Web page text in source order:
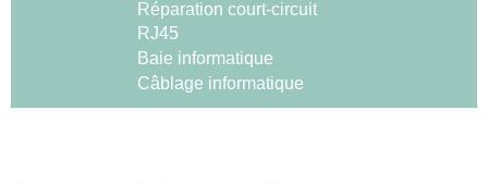
Réparation court-circuit
RJ45
Baie informatique
Câblage informatique